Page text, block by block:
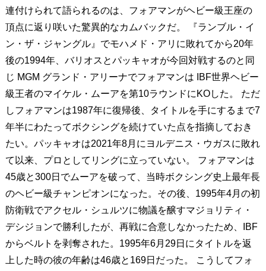
連付けられて語られるのは、フォアマンがヘビー級王座の
頂点に返り咲いた驚異的なカムバックだ。 『ランブル・イ
ン・ザ・ジャングル』でモハメド・アリに敗れてから20年
後の1994年、バリオスとパッキャオが今回対戦するのと同
じ MGM グランド・アリーナでフォアマンは IBF世界ヘビー
級王者のマイケル・ムーアを第10ラウンドにKOした。 ただ
しフォアマンは1987年に復帰後、タイトルを手にするまで7
年半にわたってボクシングを続けていた点を指摘しておき
たい。パッキャオは2021年8月にヨルデニス・ウガスに敗れ
て以来、プロとしてリングに立っていない。 フォアマンは
45歳と300日でムーアを破って、当時ボクシング史上最年長
のヘビー級チャンピオンになった。その後、1995年4月の初
防衛戦でアクセル・シュルツに物議を醸すマジョリティ・
デシジョンで勝利したが、再戦に合意しなかったため、IBF
からベルトを剥奪された。1995年6月29日にタイトルを返
上した時の彼の年齢は46歳と169日だった。 こうしてフォ